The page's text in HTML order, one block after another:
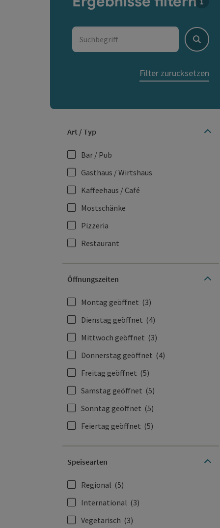
Suchbegriff
Suchen
Filter zurücksetzen
Art / Typ
Bar / Pub
Gasthaus / Wirtshaus
Kaffeehaus / Café
Mostschänke
Pizzeria
Restaurant
Öffnungszeiten
Montag geöffnet (3)
Dienstag geöffnet (4)
Mittwoch geöffnet (3)
Donnerstag geöffnet (4)
Freitag geöffnet (5)
Samstag geöffnet (5)
Sonntag geöffnet (5)
Feiertag geöffnet (5)
Speisearten
Regional (5)
International (3)
Vegetarisch (3)